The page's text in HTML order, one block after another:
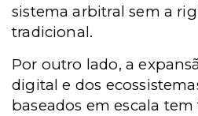
sistema arbitral sem a
tradicional.
Por outro lado, a
digital e dos
baseados em escala tem